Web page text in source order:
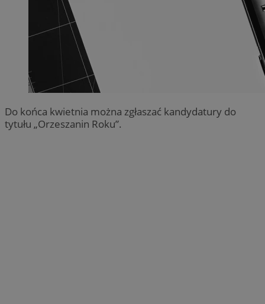
Do końca kwietnia można zgłaszać kandydatury do
tytułu „Orzeszanin Roku”.